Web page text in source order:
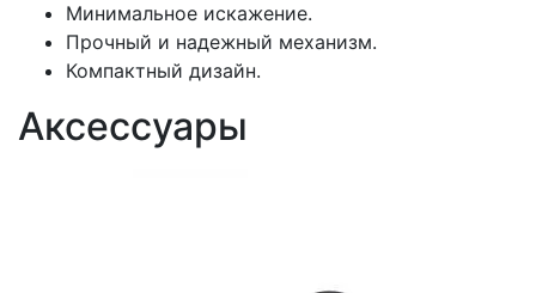
Минимальное искажение.
Прочный и надежный механизм.
Компактный дизайн.
Аксессуары